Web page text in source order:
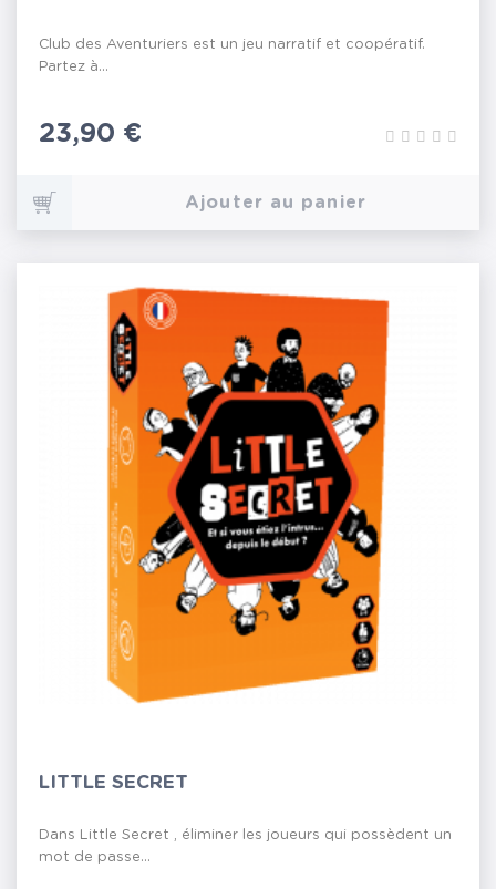
Club des Aventuriers est un jeu narratif et coopératif.
Partez à...
Prix
23,90 €
Ajouter au panier
LITTLE SECRET
Dans Little Secret , éliminer les joueurs qui possèdent un
mot de passe...